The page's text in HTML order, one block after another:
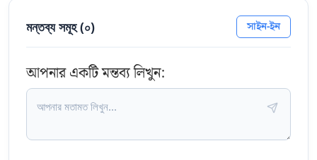
মন্তব্য সমূহ (০) সাইন-ইন
আপনার একটি মন্তব্য লিখুন: